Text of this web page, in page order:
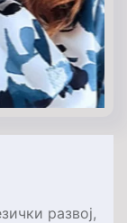
развој,